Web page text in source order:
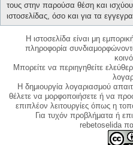
τους στην παρούσα θέση και
ιστοσελίδας, όσο και για τα
Η ιστοσελίδα είναι μη
πληροφορία
Μπορείτε να περιηγηθείτε
Η δημιουργία λογαριασμού
θέλετε να μορφοποιήσετε ή να
επιπλέον λειτουργίες όπως η
Για τυχόν προβλήματα ή
rebetoselida